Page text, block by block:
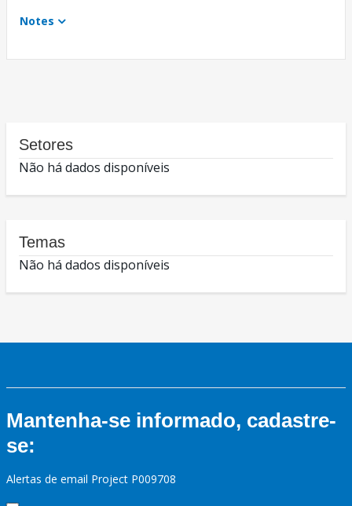
Notes
Setores
Não há dados disponíveis
Temas
Não há dados disponíveis
Mantenha-se informado, cadastre-
se:
Alertas de email Project P009708